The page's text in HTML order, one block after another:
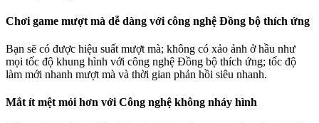
Chơi game mượt mà dễ dàng với công nghệ Đồng bộ thích ứng
Bạn sẽ có được hiệu suất mượt mà; không có xảo ảnh ở hầu như
mọi tốc độ khung hình với công nghệ Đồng bộ thích ứng; tốc độ
làm mới nhanh mượt mà và thời gian phản hồi siêu nhanh.
Mắt ít mệt mỏi hơn với Công nghệ không nháy hình